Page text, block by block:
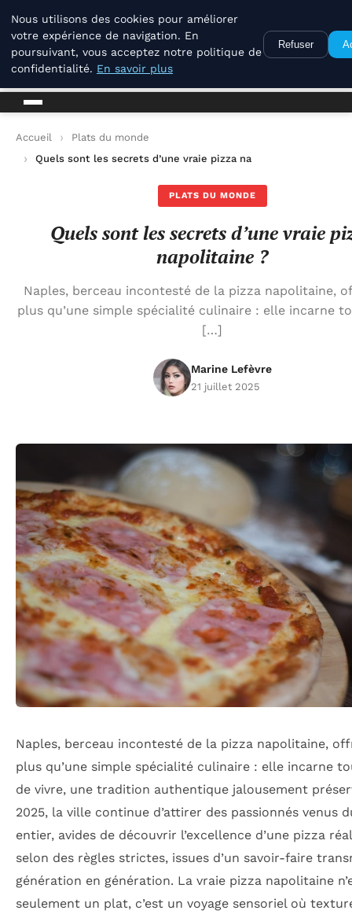
La Compagnie Des Terroirs
La Compagnie Des Terroirs
Accueil
Plats du monde
Quels sont les secrets d’une vraie pizza napolitaine ?
PLATS DU MONDE
Quels sont les secrets d’une vraie
napolitaine ?
Naples, berceau incontesté de la pizza napolitaine,
plus qu’une simple spécialité culinaire : elle incarne
[…]
Marine Lefèvre
21 juillet 2025
Naples, berceau incontesté de la pizza napolitaine,
plus qu’une simple spécialité culinaire : elle incarne
de vivre, une tradition authentique jalousement
2025, la ville continue d’attirer des passionnés venus
entier, avides de découvrir l’excellence d’une pizza
selon des règles strictes, issues d’un savoir-faire
génération en génération. La vraie pizza napolitaine
seulement un plat, c’est un voyage sensoriel où
Nous utilisons des cookies pour améliorer
votre expérience de navigation. En
poursuivant, vous acceptez notre politique de
confidentialité. En savoir plus
Refuser